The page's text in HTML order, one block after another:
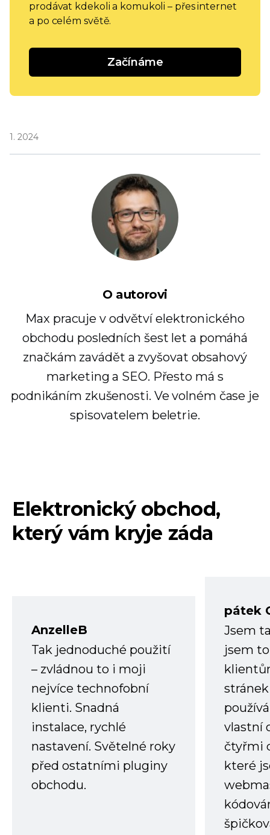
prodávat kdekoli a komukoli – přes internet
a po celém světě.
Začínáme
1. 2024
O autorovi
Max pracuje v odvětví elektronického
obchodu posledních šest let a pomáhá
značkám zavádět a zvyšovat obsahový
marketing a SEO. Přesto má s
podnikáním zkušenosti. Ve volném čase je
spisovatelem beletrie.
Elektronický obchod,
který vám kryje záda
AnzelleB
Tak jednoduché použití
– zvládnou to i moji
nejvíce technofobní
klienti. Snadná
instalace, rychlé
nastavení. Světelné roky
před ostatními pluginy
obchodu.
pátek
Jsem
jsem
vlastní
čtyřmi
které